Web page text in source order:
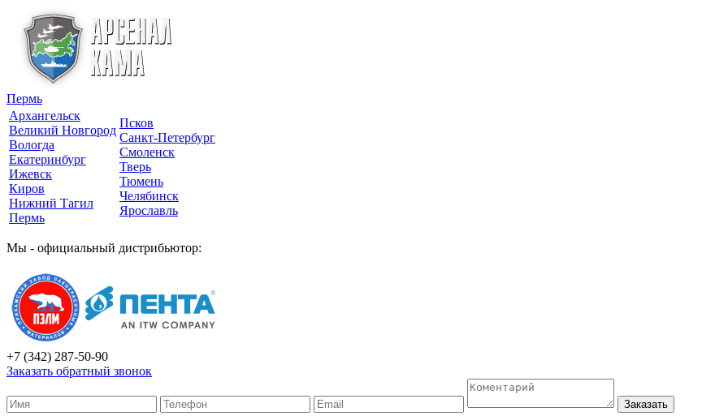
Пермь
Архангельск
Великий Новгород
Вологда
Екатеринбург
Ижевск
Киров
Нижний Тагил
Пермь
Псков
Санкт-Петербург
Смоленск
Тверь
Тюмень
Челябинск
Ярославль
Мы - официальный дистрибьютор:
+7 (342) 287-50-90
Заказать обратный звонок
Заказать